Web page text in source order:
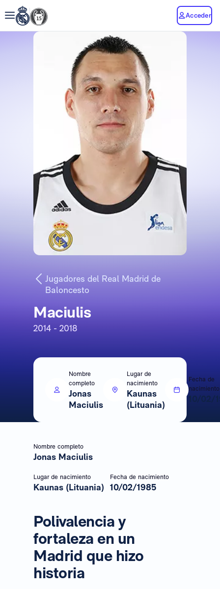
Acceder
Jugadores del Real Madrid de
Baloncesto
Maciulis
2014 - 2018
Nombre
completo
Jonas
Maciulis
Lugar de
nacimiento
Kaunas
(Lituania)
Fecha de
nacimiento
10/02/
Nombre completo
Jonas Maciulis
Lugar de nacimiento
Kaunas (Lituania)
Fecha de nacimiento
10/02/1985
Polivalencia y
fortaleza en un
Madrid que hizo
historia